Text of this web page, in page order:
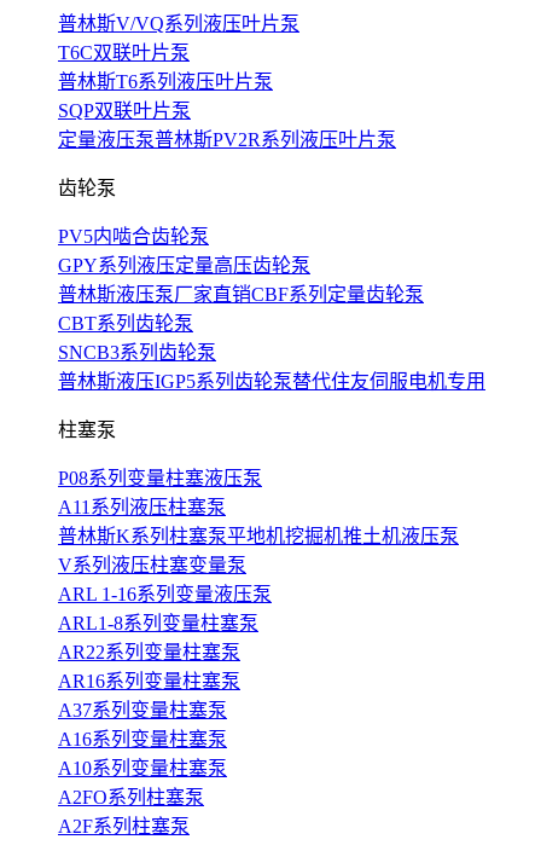
普林斯V/VQ系列液压叶片泵
T6C双联叶片泵
普林斯T6系列液压叶片泵
SQP双联叶片泵
定量液压泵普林斯PV2R系列液压叶片泵
齿轮泵
PV5内啮合齿轮泵
GPY系列液压定量高压齿轮泵
普林斯液压泵厂家直销CBF系列定量齿轮泵
CBT系列齿轮泵
SNCB3系列齿轮泵
普林斯液压IGP5系列齿轮泵替代住友伺服电机专用
柱塞泵
P08系列变量柱塞液压泵
A11系列液压柱塞泵
普林斯K系列柱塞泵平地机挖掘机推土机液压泵
V系列液压柱塞变量泵
ARL 1-16系列变量液压泵
ARL1-8系列变量柱塞泵
AR22系列变量柱塞泵
AR16系列变量柱塞泵
A37系列变量柱塞泵
A16系列变量柱塞泵
A10系列变量柱塞泵
A2FO系列柱塞泵
A2F系列柱塞泵